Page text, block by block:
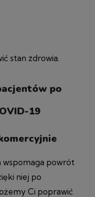
stan zdrowia.
po
19
wspomaga powrót
niej po
Ci poprawić